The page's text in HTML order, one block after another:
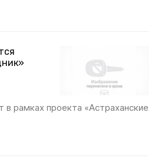
в рамках проекта «Астраханские